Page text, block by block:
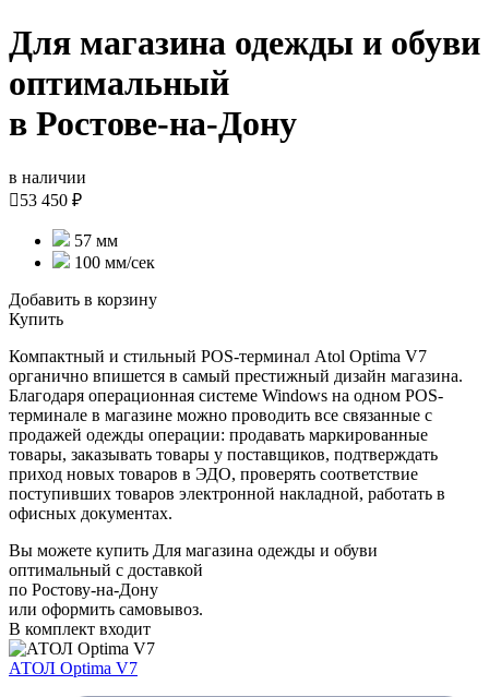
Для магазина одежды и обуви
оптимальный
в Ростове-на-Дону
в наличии
53 450 ₽
57 мм
100 мм/сек
Добавить в корзину
Купить
Компактный и стильный POS-терминал Atol Optima V7
органично впишется в самый престижный дизайн магазина.
Благодаря операционная системе Windows на одном POS-
терминале в магазине можно проводить все связанные с
продажей одежды операции: продавать маркированные
товары, заказывать товары у поставщиков, подтверждать
приход новых товаров в ЭДО, проверять соответствие
поступивших товаров электронной накладной, работать в
офисных документах.
Вы можете купить Для магазина одежды и обуви
оптимальный с доставкой
по Ростову-на-Дону
или оформить самовывоз.
В комплект входит
АТОЛ Optima V7